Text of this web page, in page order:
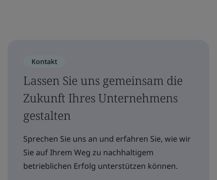
Kontakt
Lassen Sie uns gemeinsam die
Zukunft Ihres Unternehmens
gestalten
Sprechen Sie uns an und erfahren Sie, wie wir
Sie auf Ihrem Weg zu nachhaltigem
betrieblichen Erfolg unterstützen können.